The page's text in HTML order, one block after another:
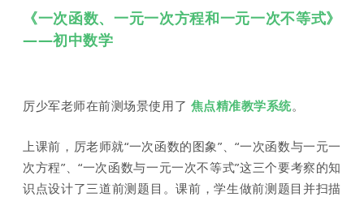
《一次函数、一元一次方程和一元一次不等式》
——初中数学
厉少军老师在前测场景使用了 焦点精准教学系统。
上课前，厉老师就“一次函数的图象”、“一次函数与一元一
次方程”、“一次函数与一元一次不等式”这三个要考察的知
识点设计了三道前测题目。课前，学生做前测题目并扫描